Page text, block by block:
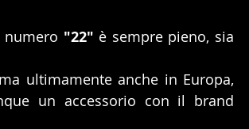
"22" è sempre pieno, sia
ultimamente anche in Europa,